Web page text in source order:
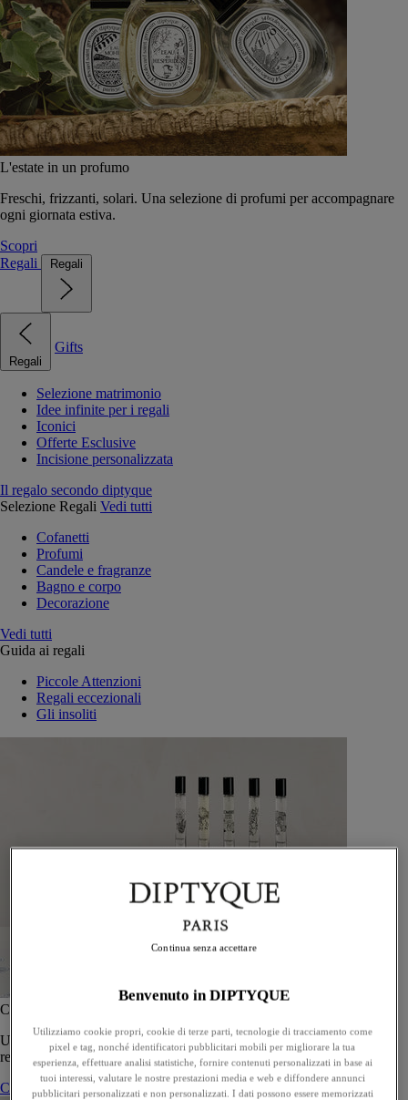
L'estate in un profumo
Freschi, frizzanti, solari. Una selezione di profumi per accompagnare
ogni giornata estiva.
Scopri
Regali
Regali
Regali
Gifts
Selezione matrimonio
Idee infinite per i regali
Iconici
Offerte Esclusive
Incisione personalizzata
Il regalo secondo diptyque
Selezione Regali Vedi tutti
Cofanetti
Profumi
Candele e fragranze
Bagno e corpo
Decorazione
Vedi tutti
Guida ai regali
Piccole Attenzioni
Regali eccezionali
Gli insoliti
Cofanetto di 5 Eau de toilette - Personalizzabili
Un cofanetto su misura di cinque eaux de toilette, da regalare o
regalarsi.
Componi il tuo cofanetto
Benvenuto in DIPTYQUE
Utilizziamo cookie propri, cookie di terze parti, tecnologie di tracciamento come
pixel e tag, nonché identificatori pubblicitari mobili per migliorare la tua
esperienza, effettuare analisi statistiche, fornire contenuti personalizzati in base ai
tuoi interessi, valutare le nostre prestazioni media e web e diffondere annunci
pubblicitari personalizzati e non personalizzati. I dati possono essere memorizzati
Continua senza accettare